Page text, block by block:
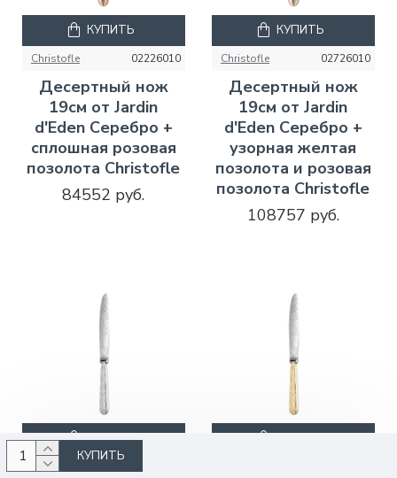
КУПИТЬ
Christofle 02226010
Десертный нож
19см от Jardin
d'Eden Серебро +
сплошная розовая
позолота Christofle
84552 руб.
КУПИТЬ
Christofle 02726010
Десертный нож
19см от Jardin
d'Eden Серебро +
узорная желтая
позолота и розовая
позолота Christofle
108757 руб.
КУПИТЬ
Christofle
КУПИТЬ КУПИТЬ